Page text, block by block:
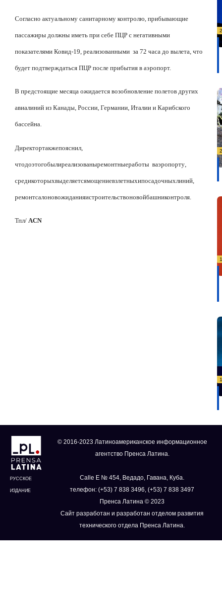
Согласно актуальному санитарному контролю, прибывающие
пассажиры должны иметь при себе ПЦР с негативными
показателями Ковид-19, реализованными за 72 часа до вылета, что
будет подтверждаться ПЦР после прибытия в аэропорт.
В предстоящие месяца ожидается возобновление полетов других
авиалиний из Канады, России, Германии, Италии и Карибского
бассейна.
Директортакжепояснил
чтодоэтогобылиреализованыремонтныеработы ваэропорту
средикоторыхвыделяетсямощениевзлетныхипосадочныхлиний
ремонтсалоновожиданияистроительствоновойбашниконтроля
Тпл/ ACN
РУССКОЕ
ИЗДАНИЕ
© 2016-2023 Латиноамериканское информационное
агентство Пренса Латина.
Calle E № 454, Ведадо, Гавана, Куба.
телефон: (+53) 7 838 3496, (+53) 7 838 3497
Пренса Латина © 2023
Сайт разработан и разработан отделом развития
технического отдела Пренса Латина.